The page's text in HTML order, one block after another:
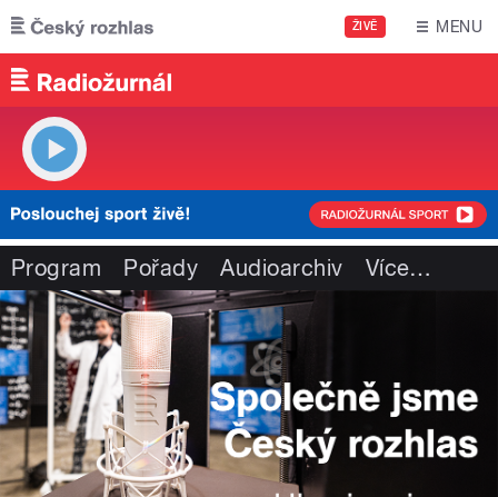
Přejít k hlavnímu obsahu
ŽIVĚ MENU
Program Pořady Audioarchiv Více…